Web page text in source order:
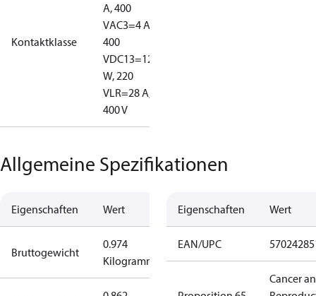
Kontaktklasse
A, 400
VAC3=4 A,
400
VDC13=12
W, 220
VLR=28 A,
400 V
Allgemeine Spezifikationen
Eigenschaften Wert
Bruttogewicht
0.974
Kilogramm
Eigenschaften Wert
EAN/UPC
Cancer